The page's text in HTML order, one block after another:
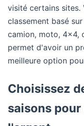
visité certains sites.
classement basé
camion, moto, 4×4,
permet d'avoir un
meilleure option
Choisissez
saisons